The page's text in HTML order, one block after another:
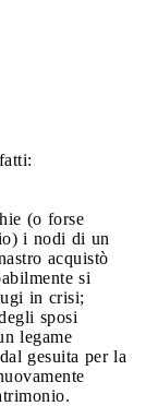
(o forse
i nodi di un
acquistò
si
in crisi;
sposi
legame
gesuita per la